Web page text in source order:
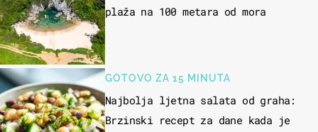
plaža na 100 metara od mora
GOTOVO ZA 15 MINUTA
Najbolja ljetna salata od graha:
Brzinski recept za dane kada je